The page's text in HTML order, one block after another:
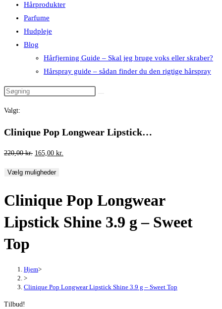
Hårprodukter
Parfume
Hudpleje
Blog
Hårfjerning Guide – Skal jeg bruge voks eller skraber?
Hårspray guide – sådan finder du den rigtige hårspray
Valgt:
Clinique Pop Longwear Lipstick…
220,00kr. Den
pris
220,00 kr..
165,00 kr.
165,00 kr..
Vælg muligheder
Clinique Pop Longwear
Lipstick Shine 3.9 g – Sweet
Top
Hjem>
>
Clinique Pop Longwear Lipstick Shine 3.9 g – Sweet Top
Tilbud!